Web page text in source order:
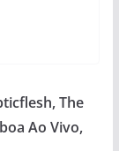
The
Ao Vivo,